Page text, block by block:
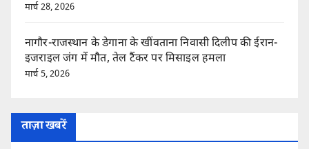
मार्च 28, 2026
नागौर-राजस्थान के डेगाना के खींवताना निवासी दिलीप की ईरान-
इजराइल जंग में मौत, तेल टैंकर पर मिसाइल हमला
मार्च 5, 2026
ताज़ा खबरें